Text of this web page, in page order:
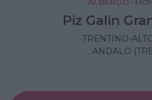
ALBERGO •
Piz Galin
TRENTINO-
ANDALO